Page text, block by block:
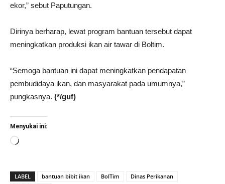
ekor,” sebut Paputungan.
Dirinya berharap, lewat program bantuan tersebut dapat
meningkatkan produksi ikan air tawar di Boltim.
“Semoga bantuan ini dapat meningkatkan pendapatan
pembudidaya ikan, dan masyarakat pada umumnya,”
pungkasnya. (*/guf)
Menyukai ini:
Memuat...
LABEL bantuan bibit ikan BolTim
Dinas Perikanan